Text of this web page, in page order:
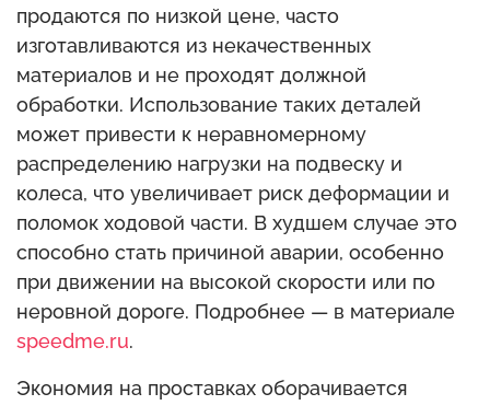
продаются по низкой цене, часто
изготавливаются из некачественных
материалов и не проходят должной
обработки. Использование таких деталей
может привести к неравномерному
распределению нагрузки на подвеску и
колеса, что увеличивает риск деформации и
поломок ходовой части. В худшем случае это
способно стать причиной аварии, особенно
при движении на высокой скорости или по
неровной дороге. Подробнее — в материале
speedme.ru.
Экономия на проставках оборачивается